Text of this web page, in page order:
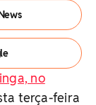
no
terça-feira